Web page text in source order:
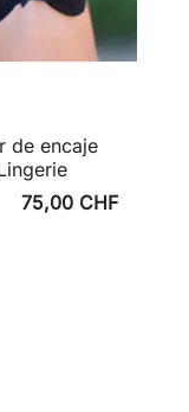
de encaje
75,00 CHF